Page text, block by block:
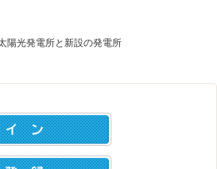
陽光発電所と新設の発電所